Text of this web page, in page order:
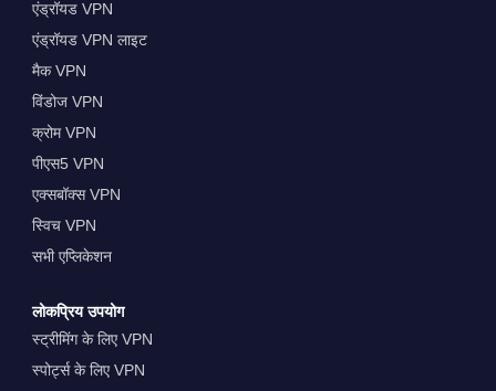
एंड्रॉयड VPN
एंड्रॉयड VPN लाइट
मैक VPN
विंडोज VPN
क्रोम VPN
पीएस5 VPN
एक्सबॉक्स VPN
स्विच VPN
सभी एप्लिकेशन
लोकप्रिय उपयोग
स्ट्रीमिंग के लिए VPN
स्पोर्ट्स के लिए VPN